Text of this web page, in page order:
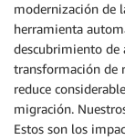
modernización de
herramienta
descubrimiento de
transformación de
reduce
migración.
Estos son los